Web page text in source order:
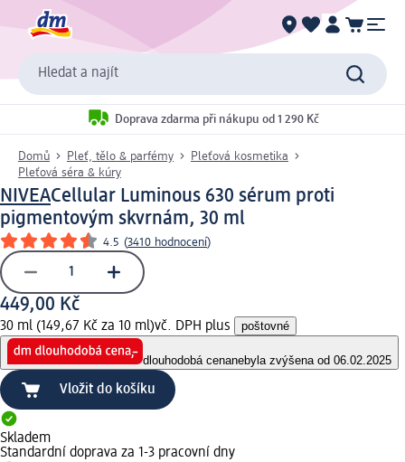
Hledat a najít
Doprava zdarma při nákupu od 1 290 Kč
Domů Pleť, tělo & parfémy
Pleťová kosmetika
Pleťová séra & kúry
NIVEACellular Luminous 630 sérum proti
pigmentovým skvrnám, 30 ml
4.5 (3410 hodnocení)
449,00 Kč
30 ml (149,67 Kč za 10 ml)vč. DPH plus poštovné
dlouhodobá cenanebyla zvýšena od 06.02.2025
Vložit do košíku
Skladem
Standardní doprava za 1-3 pracovní dny